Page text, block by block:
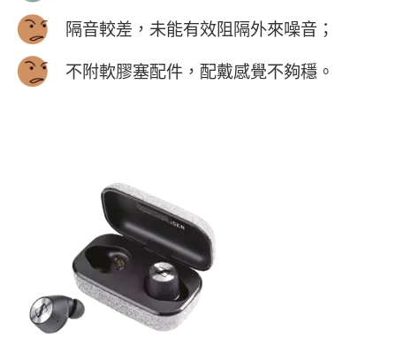
隔音較差，未能有效阻隔外來噪音；
不附軟膠塞配件，配戴感覺不夠穩。